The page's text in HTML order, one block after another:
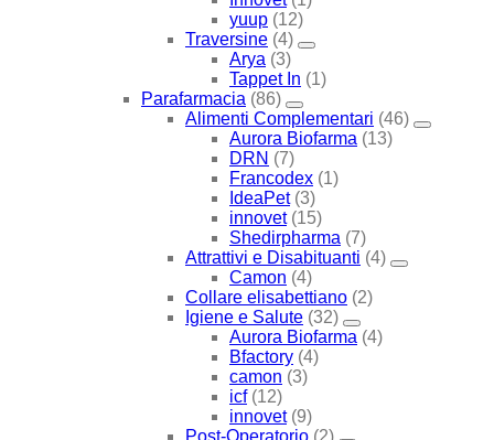
yuup (12)
Traversine (4)
Arya (3)
Tappet In (1)
Parafarmacia (86)
Alimenti Complementari (46)
Aurora Biofarma (13)
DRN (7)
Francodex (1)
IdeaPet (3)
innovet (15)
Shedirpharma (7)
Attrattivi e Disabituanti (4)
Camon (4)
Collare elisabettiano (2)
Igiene e Salute (32)
Aurora Biofarma (4)
Bfactory (4)
camon (3)
icf (12)
innovet (9)
Post-Operatorio (2)